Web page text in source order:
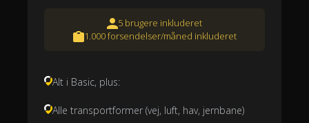
5 brugere inkluderet
1.000 forsendelser/måned inkluderet
Alt i Basic, plus:
Alle transportformer (vej, luft, hav, jernbane)